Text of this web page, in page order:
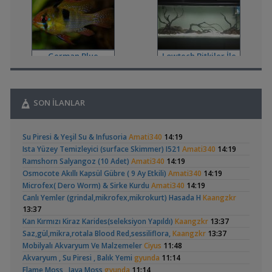
Karidesler Sobo Sf 550f Filtre İçine Kaçabilir Mi 13:12
Omurgasızlar
Bitkili Akvaryuma İlk Adım ,12:45
Yeni Üye Forumu
👋 Yeni Gelenler Buradan Merhaba Desin wolk23,12:03
Yeni Üye Forumu
Yeni Üye Forumu
Bitkili Tankda Led Kullanımıdreamcatcherr,09:15
Dıy - Akvaryum Aydınlatması Hakkında Bilgi
Yeni Üye Forumu
130 Lt 50+ Lepistes İçin8.500 Tl Bütçeli Dışfiltre
00:15
Yeni Üye Forumu
Catappa Yetişiyorum Rafayel,22:46
Bitki Türleri ve Bakımı
Akvaredden Gelen BitkilerSufisu ,21:48
Bitki Türleri ve Bakımı
30x20x20akvaristsaglam,20:15
Akvaryum Tanıtımı
German Blue
Ramirezi
Head Üreme Süreci
Vlog
Apistogramma
Hongsloi Çiftim Ve
Yavruları
(4)
Lowtech Bitkiler İle
Hobiye Dönüş
Vatoz Akvaryumu
(200 Litre)
30x20x20 Ramshorn
(6)
SON İLANLAR
Su Piresi & Yeşil Su & Infusoria Amati340 14:19
Ista Yüzey Temizleyici (surface Skimmer) I521 Amati340 14:19
Ramshorn Salyangoz (10 Adet) Amati340 14:19
Osmocote Akıllı Kapsül Gübre ( 9 Ay Etkili) Amati340 14:19
Microfex( Dero Worm) & Sirke Kurdu Amati340 14:19
Canlı Yemler (grindal,mikrofex,mikrokurt) Hasada H Kaangzkr
13:37
Kan Kırmızı Kiraz Karides(seleksiyon Yapıldı) Kaangzkr 13:37
Saz,gül,mikra,rotala Blood Red,sessiliflora,Kaangzkr 13:37
Mobilyalı Akvaryum Ve MalzemelerCiyus 11:48
Akvaryum , Su Piresi , Balık Yemi gyunda 11:14
Flame Moss , Java Moss gyunda 11:14